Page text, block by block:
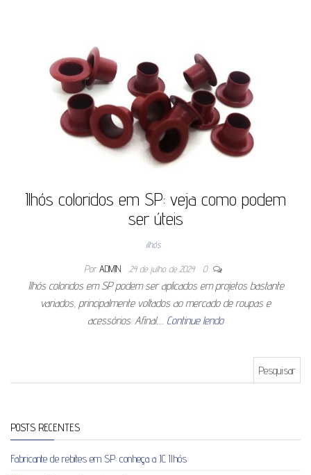
Ilhós coloridos em SP: veja como podem
ser úteis
ilhós
Por ADMIN 24 de julho de 2024 0
Ilhós coloridos em SP podem ser aplicados em projetos bastante
variados, principalmente voltados ao mercado de roupas e
acessórios. Afinal,… Continue lendo
POSTS RECENTES
Fabricante de rebites em SP: conheça a JC Ilhós